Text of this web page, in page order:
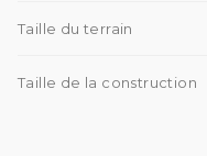
Taille du terrain
Taille de la construction